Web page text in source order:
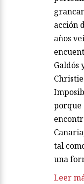
acción
años
Galdós
porque
tal
una
Leer